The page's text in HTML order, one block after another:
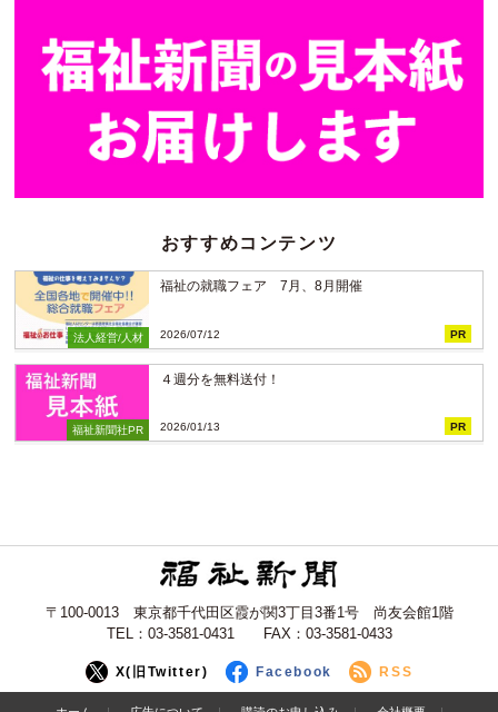
おすすめコンテンツ
法人経営/人材
福祉の就職フェア 7月、8月開催
2026/07/12 PR
福祉新聞社PR
４週分を無料送付！
2026/01/13 PR
〒100-0013 東京都千代田区霞が関3丁目3番1号 尚友会館1階
TEL：03-3581-0431 FAX：03-3581-0433
X(旧Twitter) Facebook RSS